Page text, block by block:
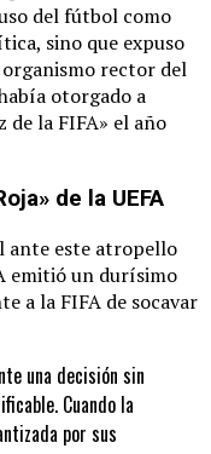
del fútbol como
sino que expuso
rector del
otorgado a
de la FIFA» el año
de la UEFA
ante este atropello
emitió un durísimo
a la FIFA de socavar
una decisión sin
Cuando la
por sus